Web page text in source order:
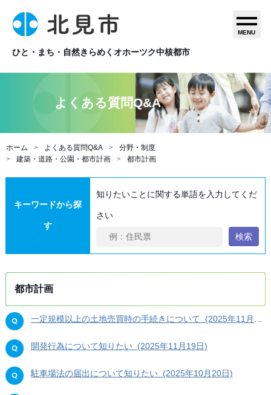
ひと・まち・自然きらめくオホーツク中核都市
MENU
よくある質問Q&A
ホーム よくある質問Q&A
分野・制度
建築・道路・公園・都市計画
都市計画
キーワードから探
す
知りたいことに関する単語を入力してくだ
さい
検索
都市計画
一定規模以上の土地売買時の手続きについて (2025年11月19日)
開発行為について知りたい (2025年11月19日)
駐車場法の届出について知りたい (2025年10月20日)